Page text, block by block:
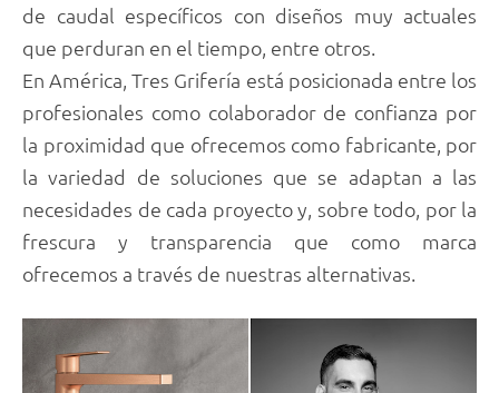
de caudal específicos con diseños muy actuales
que perduran en el tiempo, entre otros.
En América, Tres Grifería está posicionada entre los
profesionales como colaborador de confianza por
la proximidad que ofrecemos como fabricante, por
la variedad de soluciones que se adaptan a las
necesidades de cada proyecto y, sobre todo, por la
frescura y transparencia que como marca
ofrecemos a través de nuestras alternativas.